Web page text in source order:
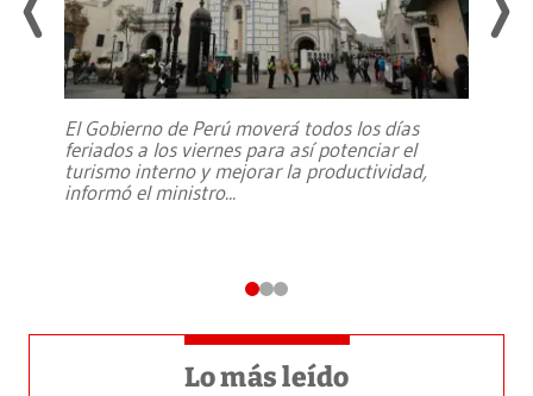
El Gobierno de Perú moverá todos los días
feriados a los viernes para así potenciar el
turismo interno y mejorar la productividad,
informó el ministro...
Lo más leído